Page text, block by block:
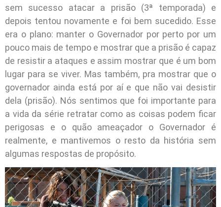
sem sucesso atacar a prisão (3ª temporada) e
depois tentou novamente e foi bem sucedido. Esse
era o plano: manter o Governador por perto por um
pouco mais de tempo e mostrar que a prisão é capaz
de resistir a ataques e assim mostrar que é um bom
lugar para se viver. Mas também, pra mostrar que o
governador ainda está por aí e que não vai desistir
dela (prisão). Nós sentimos que foi importante para
a vida da série retratar como as coisas podem ficar
perigosas e o quão ameaçador o Governador é
realmente, e mantivemos o resto da história sem
algumas respostas de propósito.